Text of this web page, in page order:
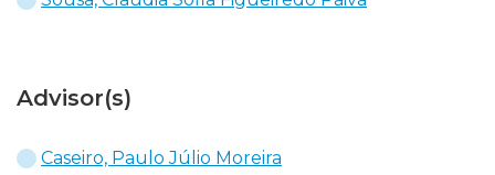
Advisor(s)
Caseiro, Paulo Júlio Moreira